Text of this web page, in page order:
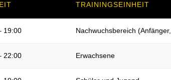
TRAININGSEINHEIT
19:00 Nachwuchsbereich
22:00 Erwachsene